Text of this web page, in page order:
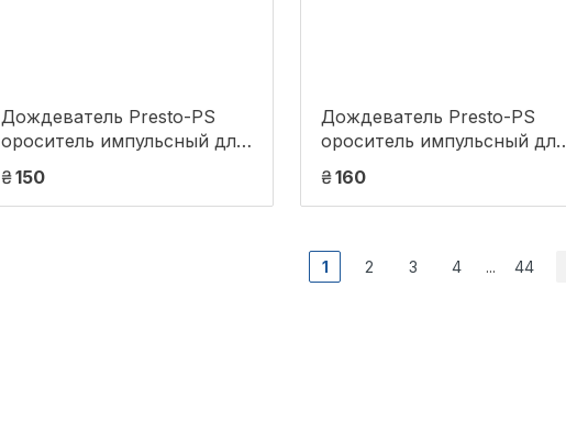
Дождеватель Presto-PS
ороситель импульсный для
газона (8103D)
₴150
Дождеватель Presto-PS
ороситель импульсный для
газона (8103D-BL)
₴160
1 2 3 4 ... 44